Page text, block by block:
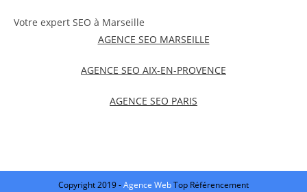
Votre expert SEO à Marseille
AGENCE SEO MARSEILLE
AGENCE SEO AIX-EN-PROVENCE
AGENCE SEO PARIS
Copyright 2019 -Agence WebTop Référencement